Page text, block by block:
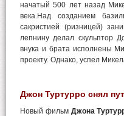
начатый 500 лет назад
века.Над созданием
сакристией (ризницей)
лепнину делал скульптор
внука и брата исполнены
проекту. Однако, успел
Джон Туртурро снял
Новый фильм Джона